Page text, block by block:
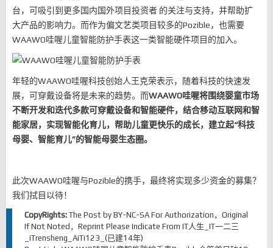
台，可吸引到更多国内国外项目投资者 的关注与支持，并帮助扩
大产品的影响力。而作为偏文艺类项目较多的Pozible，也需要
WAAWO哇喔儿童智能防护手表这一类智能硬件项目的加入。
年轻的WAAWO哇喔科技创始人王克荣表示，随着科技的快速发
展，可穿戴设备将是未来的趋势。而WAAWO哇喔将围绕婴童市场
不断开发和迭代多款可穿戴设备和智能硬件，结合移动互联网和智
能家居，实现智能化育儿，帮助儿童更快乐的成长，建立起“科技
母婴、智能育儿”的智能母婴生态圈。
此次WAAWO哇喔与Pozible的携手，最终将实现多少资金的募集？
我们拭目以待！
CopyRights: The Post by BY-NC-SA For Authorization，Original
If Not Noted，Reprint Please Indicate From IT人生_IT一二三
_iTrensheng_AiTi123_(已建14年)